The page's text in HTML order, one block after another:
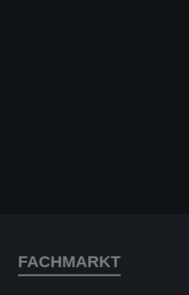
FACHMARKT